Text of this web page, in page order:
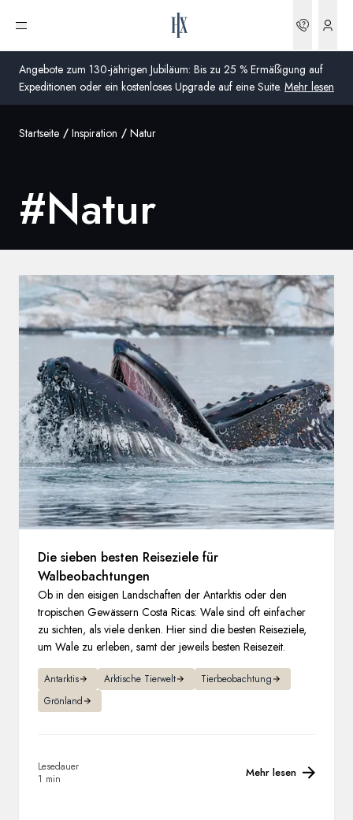
Angebote zum 130-jährigen Jubiläum: Bis zu 25 % Ermäßigung auf
Expeditionen oder ein kostenloses Upgrade auf eine Suite. Mehr lesen
Menü öffnen
Vereinigtes Königreich (England, Schottland, Wales
und Nordirland)
Deutschland
Schweiz
Frankreich
Schweden
Dänemark
Norwegen
Global
Startseite Inspiration Natur
#Natur
Die sieben besten Reiseziele für
Walbeobachtungen
Ob in den eisigen Landschaften der Antarktis oder den
tropischen Gewässern Costa Ricas: Wale sind oft einfacher
zu sichten, als viele denken. Hier sind die besten Reiseziele,
um Wale zu erleben, samt der jeweils besten Reisezeit.
Antarktis Arktische Tierwelt
Tierbeobachtung
Grönland
Lesedauer
1 min
Mehr lesen